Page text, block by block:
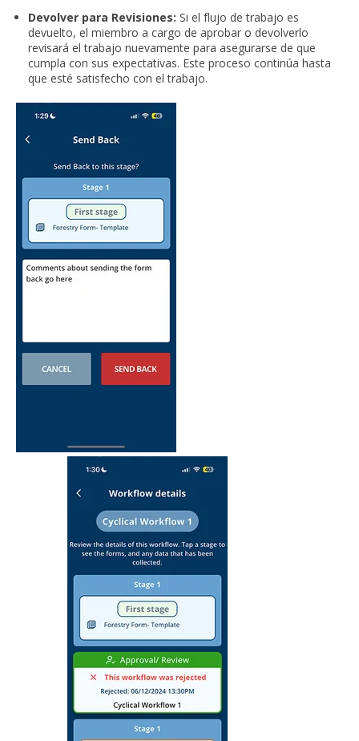
Devolver para Revisiones: Si el flujo de trabajo es
devuelto, el miembro a cargo de aprobar o devolverlo
revisará el trabajo nuevamente para asegurarse de que
cumpla con sus expectativas. Este proceso continúa hasta
que esté satisfecho con el trabajo.